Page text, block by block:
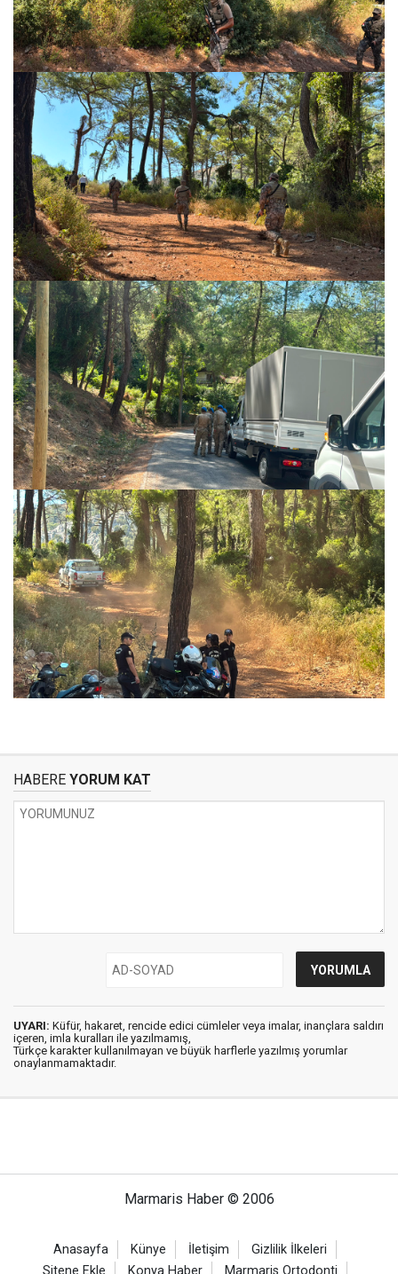
HABERE YORUM KAT
UYARI: Küfür, hakaret, rencide edici cümleler veya imalar, inançlara saldırı
içeren, imla kuralları ile yazılmamış,
Türkçe karakter kullanılmayan ve büyük harflerle yazılmış yorumlar
onaylanmamaktadır.
Marmaris Haber © 2006
Anasayfa Künye İletişim
Gizlilik İlkeleri
Sitene Ekle
Konya Haber Marmaris Ortodonti